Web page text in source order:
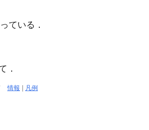
ている．
．
情報 凡例